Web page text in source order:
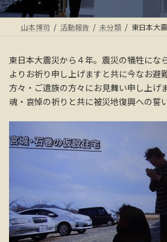
時
:
山本博司 活動報告 未分類 東日本大
東日本大震災から４年。震災の犠牲にな
よりお祈り申し上げますと共に今なお避
方々・ご遺族の方々にお見舞い申し上げ
魂・哀悼の祈りと共に被災地復興への誓